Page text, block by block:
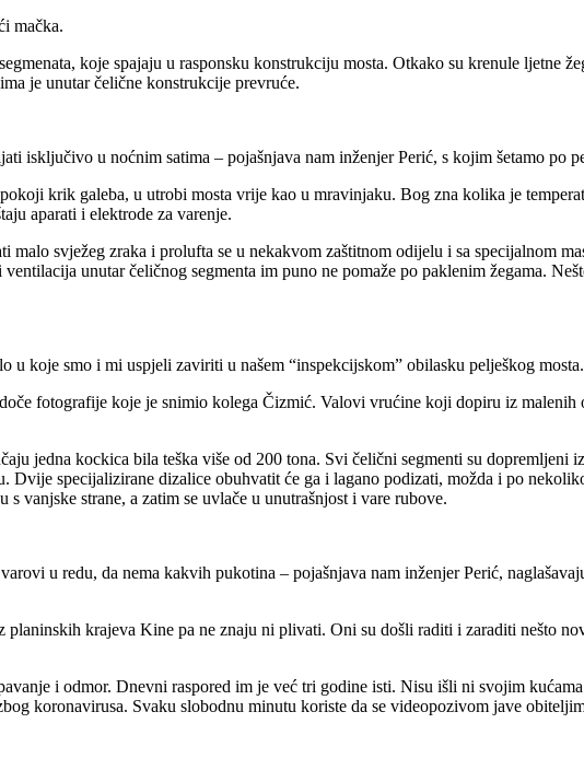
mačka.
koje spajaju u rasponsku konstrukciju mosta. Otkako su krenule ljetne
je unutar čelične konstrukcije prevruće.
isključivo u noćnim satima – pojašnjava nam inženjer Perić, s kojim šetamo po
krik galeba, u utrobi mosta vrije kao u mravinjaku. Bog zna kolika je
aparati i elektrode za varenje.
svježeg zraka i prolufta se u nekakvom zaštitnom odijelu i sa specijalnom
unutar čeličnog segmenta im puno ne pomaže po paklenim žegama.
koje smo i mi uspjeli zaviriti u našem “inspekcijskom” obilasku pelješkog mosta.
fotografije koje je snimio kolega Čizmić. Valovi vrućine koji dopiru iz malenih
jedna kockica bila teška više od 200 tona. Svi čelični segmenti su dopremljeni
Dvije specijalizirane dizalice obuhvatit će ga i lagano podizati, možda i po
vanjske strane, a zatim se uvlače u unutrašnjost i vare rubove.
u redu, da nema kakvih pukotina – pojašnjava nam inženjer Perić,
krajeva Kine pa ne znaju ni plivati. Oni su došli raditi i zaraditi nešto
i odmor. Dnevni raspored im je već tri godine isti. Nisu išli ni svojim
koronavirusa. Svaku slobodnu minutu koriste da se videopozivom jave